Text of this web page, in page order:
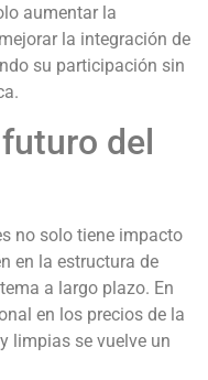
aumentar la
la integración de
su participación sin
del
no solo tiene impacto
en la estructura de
a largo plazo. En
en los precios de la
limpias se vuelve un